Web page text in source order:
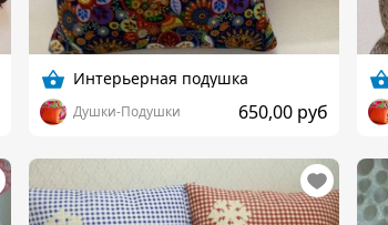
Интерьерная подушка
Душки-Подушки 650,00 руб